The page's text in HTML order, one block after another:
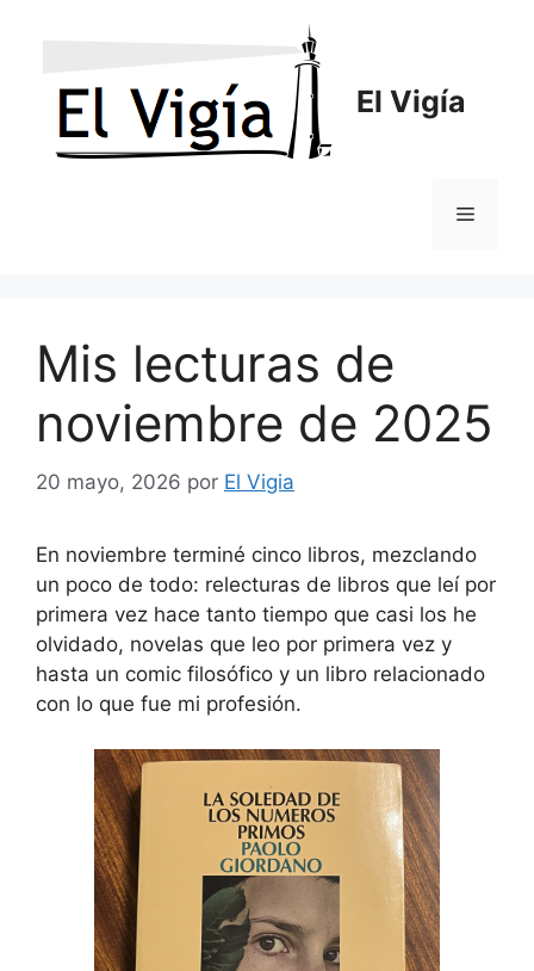
El Vigía
Menú
Mis lecturas de
noviembre de 2025
20 mayo, 2026 por El Vigia
En noviembre terminé cinco libros, mezclando
un poco de todo: relecturas de libros que leí por
primera vez hace tanto tiempo que casi los he
olvidado, novelas que leo por primera vez y
hasta un comic filosófico y un libro relacionado
con lo que fue mi profesión.